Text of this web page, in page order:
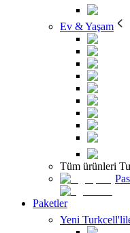
Ev & Yaşam
Tüm ürünleri
Paketler
Yeni